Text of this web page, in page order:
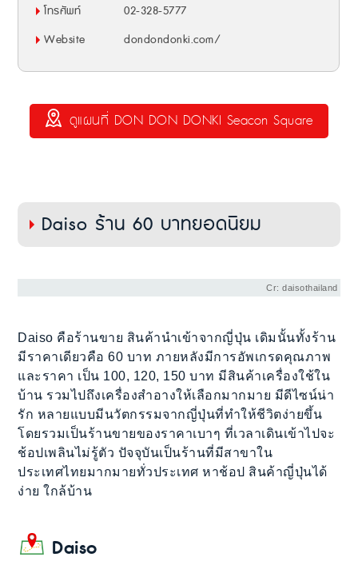
โทรศัพท์
02-328-5777
Website
dondondonki.com/
ดูแผนที่ DON DON DONKI Seacon Square
Daiso ร้าน 60 บาทยอดนิยม
Cr: daisothailand
Daiso คือร้านขาย สินค้านำเข้าจากญี่ปุ่น เดิมนั้นทั้งร้าน
มีราคาเดียวคือ 60 บาท ภายหลังมีการอัพเกรดคุณภาพ
และราคา เป็น 100, 120, 150 บาท มีสินค้าเครื่องใช้ใน
บ้าน รวมไปถึงเครื่องสำอางให้เลือกมากมาย มีดีไซน์น่า
รัก หลายแบบมีนวัตกรรมจากญี่ปุ่นที่ทำให้ชีวิตง่ายขึ้น
โดยรวมเป็นร้านขายของราคาเบาๆ ที่เวลาเดินเข้าไปจะ
ช้อปเพลินไม่รู้ตัว ปัจจุบันเป็นร้านที่มีสาขาใน
ประเทศไทยมากมายทั่วประเทศ หาช้อป สินค้าญี่ปุ่นได้
ง่าย ใกล้บ้าน
Daiso